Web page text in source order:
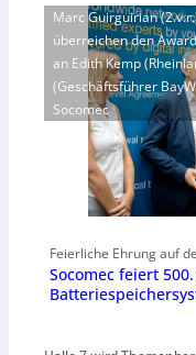
Marc Guirguirian
überreichen den
an Edith Kemp
(Geschäftsführer
Socomec
Feierliche Ehrung auf
Socomec feiert